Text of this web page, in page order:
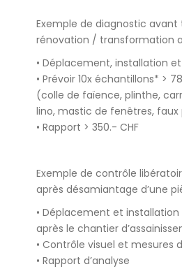
Exemple de diagnostic avant
rénovation / transformation
• Déplacement, installation
• Prévoir 10x échantillons* >
(colle de faïence, plinthe,
lino, mastic de fenêtres,
• Rapport > 350.- CHF
Exemple de contrôle
après désamiantage d’une
• Déplacement et
après le chantier
• Contrôle visuel et mesures
• Rapport d’analyse